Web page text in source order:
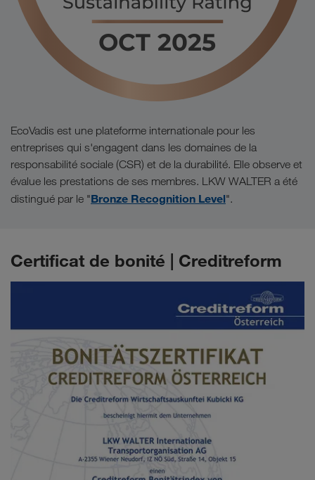
EcoVadis est une plateforme internationale pour les
entreprises qui s'engagent dans les domaines de la
responsabilité sociale (CSR) et de la durabilité. Elle observe et
évalue les prestations de ses membres. LKW WALTER a été
distingué par le "Bronze Recognition Level".
Certificat de bonité | Creditreform